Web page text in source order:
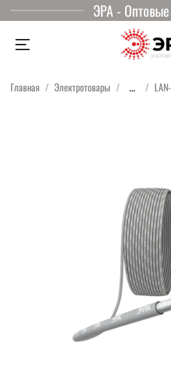
ЭРА -
Главная Электротовары ...